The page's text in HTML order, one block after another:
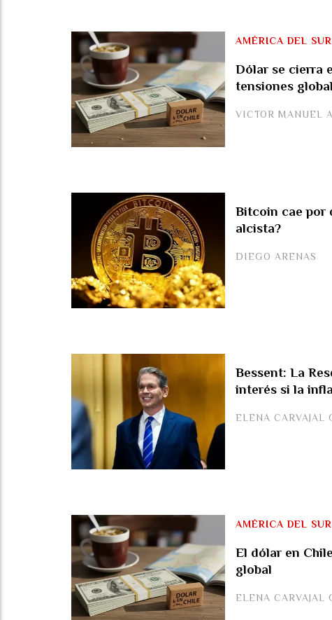
Dólar se cierra
tensiones
VICTOR MANUEL
AMÉRICA DEL SUR
Bitcoin cae por
alcista?
DIEGO ARENAS
Bessent: La
interés si la
ELENA CARVAJAL
El dólar en
global
ELENA CARVAJAL
AMÉRICA DEL SUR